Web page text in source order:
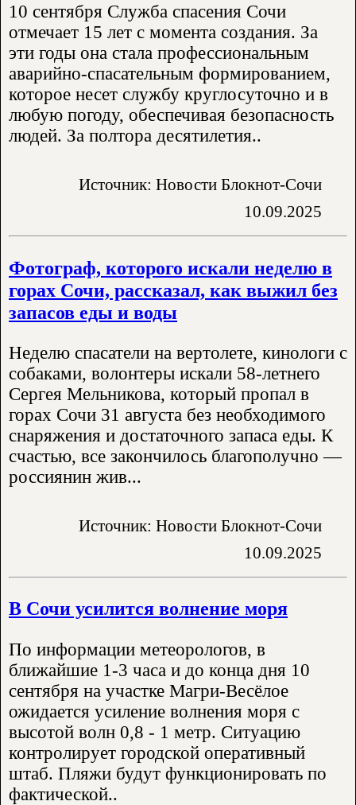
10 сентября Служба спасения Сочи
отмечает 15 лет с момента создания. За
эти годы она стала профессиональным
аварийно-спасательным формированием,
которое несет службу круглосуточно и в
любую погоду, обеспечивая безопасность
людей. За полтора десятилетия..
Источник: Новости Блокнот-Сочи
10.09.2025
Фотограф, которого искали неделю в
горах Сочи, рассказал, как выжил без
запасов еды и воды
Неделю спасатели на вертолете, кинологи с
собаками, волонтеры искали 58-летнего
Сергея Мельникова, который пропал в
горах Сочи 31 августа без необходимого
снаряжения и достаточного запаса еды. К
счастью, все закончилось благополучно —
россиянин жив...
Источник: Новости Блокнот-Сочи
10.09.2025
В Сочи усилится волнение моря
По информации метеорологов, в
ближайшие 1-3 часа и до конца дня 10
сентября на участке Магри-Весёлое
ожидается усиление волнения моря с
высотой волн 0,8 - 1 метр. Ситуацию
контролирует городской оперативный
штаб. Пляжи будут функционировать по
фактической..